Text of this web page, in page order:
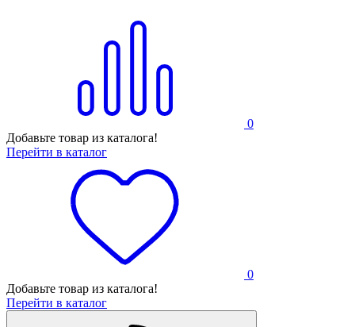
0
Добавьте товар из каталога!
Перейти в каталог
0
Добавьте товар из каталога!
Перейти в каталог